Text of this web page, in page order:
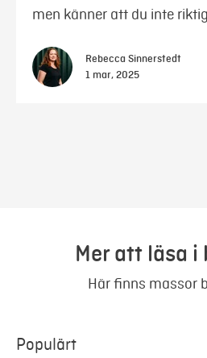
men känner att du inte
Rebecca Sinnerstedt
1 mar, 2025
Mer att läsa i
Här finns massor
Populärt